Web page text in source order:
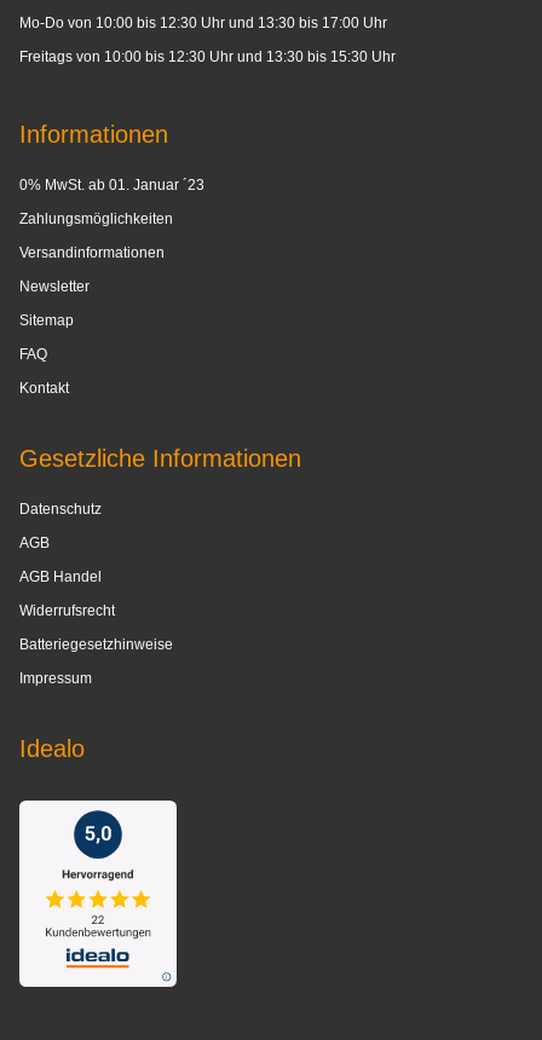
Mo-Do von 10:00 bis 12:30 Uhr und 13:30 bis 17:00 Uhr
Freitags von 10:00 bis 12:30 Uhr und 13:30 bis 15:30 Uhr
Informationen
0% MwSt. ab 01. Januar ´23
Zahlungsmöglichkeiten
Versandinformationen
Newsletter
Sitemap
FAQ
Kontakt
Gesetzliche Informationen
Datenschutz
AGB
AGB Handel
Widerrufsrecht
Batteriegesetzhinweise
Impressum
Idealo